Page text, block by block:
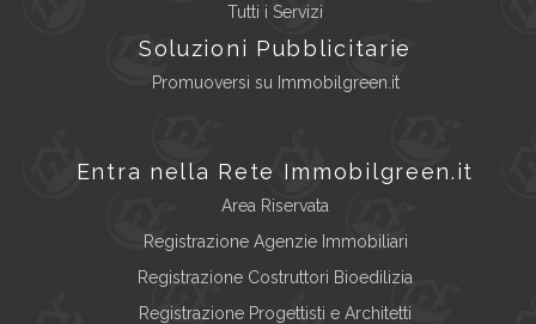
Tutti i Servizi
Soluzioni Pubblicitarie
Promuoversi su Immobilgreen.it
Entra nella Rete Immobilgreen.it
Area Riservata
Registrazione Agenzie Immobiliari
Registrazione Costruttori Bioedilizia
Registrazione Progettisti e Architetti